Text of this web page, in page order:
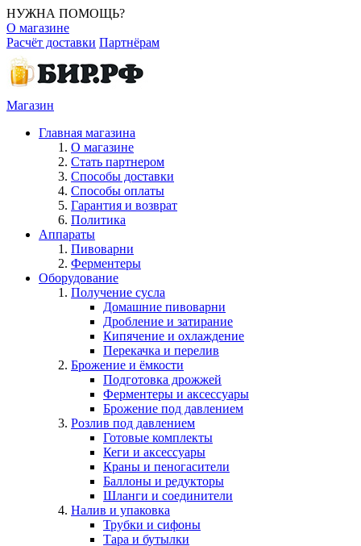
НУЖНА ПОМОЩЬ?
О магазине
Расчёт доставки Партнёрам
Магазин
Главная магазина
О магазине
Стать партнером
Способы доставки
Способы оплаты
Гарантия и возврат
Политика
Аппараты
Пивоварни
Ферментеры
Оборудование
Получение сусла
Домашние пивоварни
Дробление и затирание
Кипячение и охлаждение
Перекачка и перелив
Брожение и ёмкости
Подготовка дрожжей
Ферментеры и аксессуары
Брожение под давлением
Розлив под давлением
Готовые комплекты
Кеги и аксессуары
Краны и пеногасители
Баллоны и редукторы
Шланги и соединители
Налив и упаковка
Трубки и сифоны
Тара и бутылки